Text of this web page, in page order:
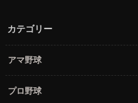
カテゴリー
アマ野球
プロ野球